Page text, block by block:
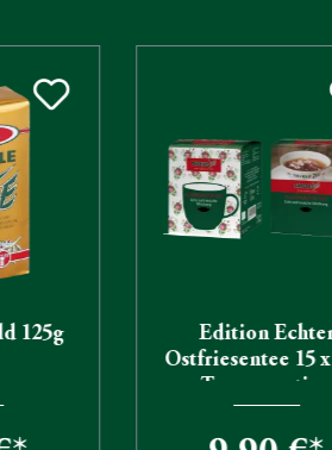
125g
Edition
Ostfriesentee 15
Tassenportion